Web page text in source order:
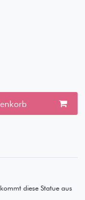
kommt diese Statue aus